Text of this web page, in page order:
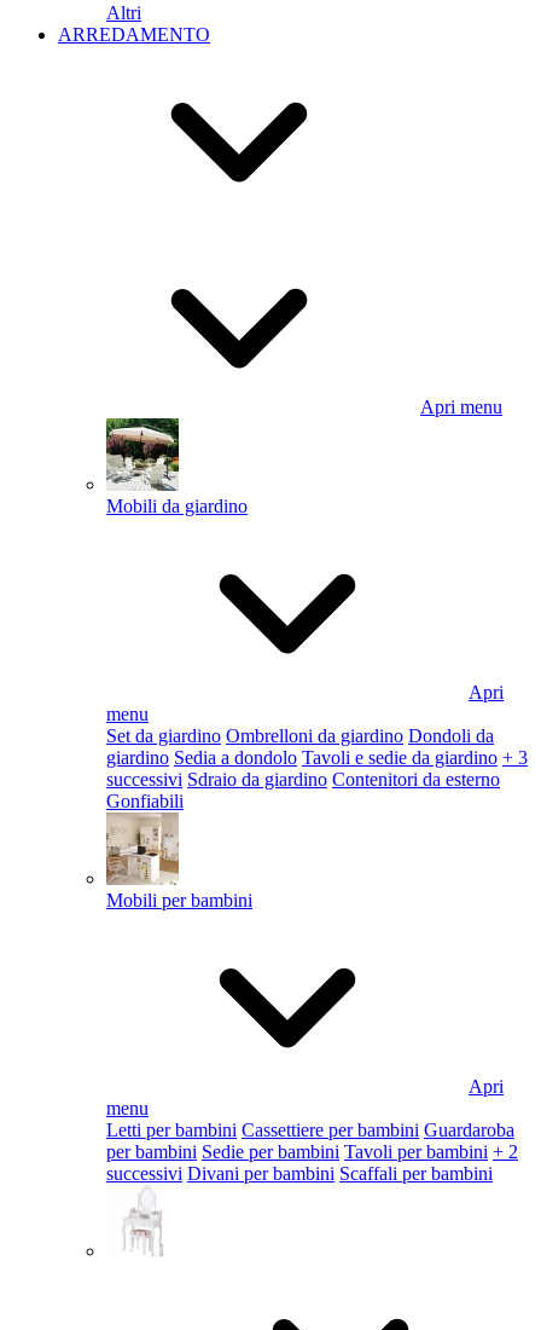
Altri
ARREDAMENTO
Apri menu
Mobili da giardino
Apri
menu
Set da giardino Ombrelloni da giardino Dondoli da
giardino Sedia a dondolo Tavoli e sedie da giardino + 3
successivi Sdraio da giardino Contenitori da esterno
Gonfiabili
Mobili per bambini
Apri
menu
Letti per bambini Cassettiere per bambini Guardaroba
per bambini Sedie per bambini Tavoli per bambini + 2
successivi Divani per bambini Scaffali per bambini